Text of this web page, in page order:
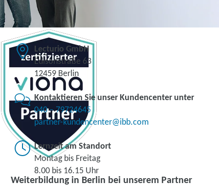
Weiterbildung in Berlin bei unserem Partner
Lecturio GmbH
Edisonstraße 63
12459 Berlin
Kontaktieren Sie unser Kundencenter unter
040 – 79724645
partner-kundencenter@ibb.com
Lernzeit am Standort
Montag bis Freitag
8.00 bis 16.15 Uhr